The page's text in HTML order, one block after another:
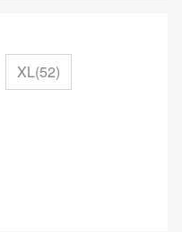
XL(52)